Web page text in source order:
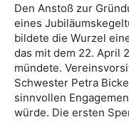
Den Anstoß zur
eines
bildete die Wurzel
das mit dem 22. April
mündete.
Schwester Petra
sinnvollen
würde. Die ersten